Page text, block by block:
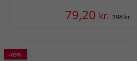
79,20 kr. 198 kr.
-65%